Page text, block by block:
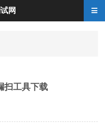
工具下载
网